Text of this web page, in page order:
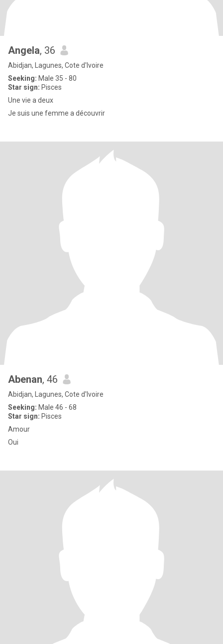
Angela, 36
Abidjan, Lagunes, Cote d'Ivoire
Seeking: Male 35 - 80
Star sign: Pisces
Une vie a deux
Je suis une femme a découvrir
Abenan, 46
Abidjan, Lagunes, Cote d'Ivoire
Seeking: Male 46 - 68
Star sign: Pisces
Amour
Oui